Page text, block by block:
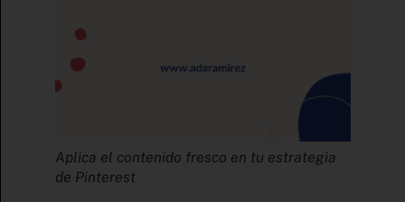
Aplica el contenido fresco en tu estrategia
de Pinterest